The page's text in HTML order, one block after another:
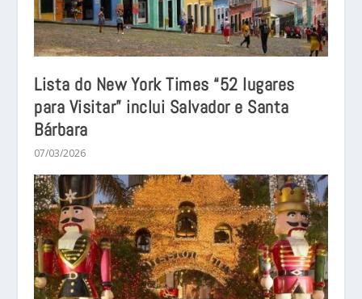
Lista do New York Times “52 lugares
para Visitar” inclui Salvador e Santa
Bárbara
07/03/2026